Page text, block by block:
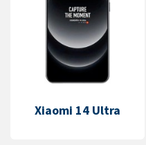
Xiaomi 14 Ultra